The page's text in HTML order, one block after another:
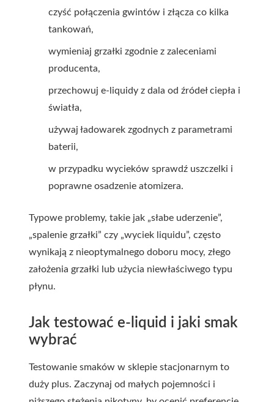
czyść połączenia gwintów i złącza co kilka
tankowań,
wymieniaj grzałki zgodnie z zaleceniami
producenta,
przechowuj e-liquidy z dala od źródeł ciepła i
światła,
używaj ładowarek zgodnych z parametrami
baterii,
w przypadku wycieków sprawdź uszczelki i
poprawne osadzenie atomizera.
Typowe problemy, takie jak „słabe uderzenie”,
„spalenie grzałki” czy „wyciek liquidu”, często
wynikają z nieoptymalnego doboru mocy, złego
założenia grzałki lub użycia niewłaściwego typu
płynu.
Jak testować e-liquid i jaki smak
wybrać
Testowanie smaków w sklepie stacjonarnym to
duży plus. Zaczynaj od małych pojemności i